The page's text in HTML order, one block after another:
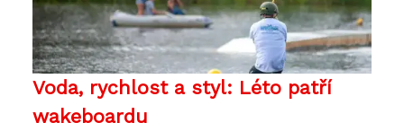
Voda, rychlost a styl: Léto patří
wakeboardu